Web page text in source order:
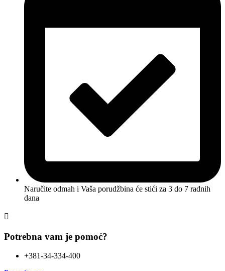
Naručite odmah i Vaša porudžbina će stići za 3 do 7 radnih
dana
Potrebna vam je pomoć?
+381-34-334-400